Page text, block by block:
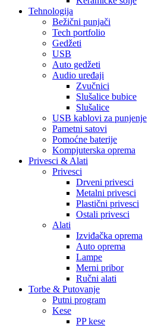
Tehnologija
Bežični punjači
Tech portfolio
Gedžeti
USB
Auto gedžeti
Audio uređaji
Zvučnici
Slušalice bubice
Slušalice
USB kablovi za punjenje
Pametni satovi
Pomoćne baterije
Kompjuterska oprema
Privesci & Alati
Privesci
Drveni privesci
Metalni privesci
Plastični privesci
Ostali privesci
Alati
Izviđačka oprema
Auto oprema
Lampe
Merni pribor
Ručni alati
Torbe & Putovanje
Putni program
Kese
PP kese